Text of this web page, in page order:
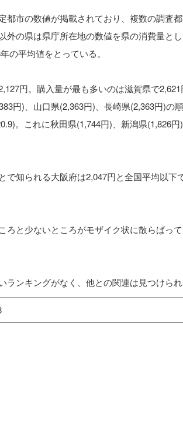
都市の数値が掲載されており、複数の調査
外の県は県庁所在地の数値を県の消費量と
の平均値をとっている。
円。購入量が最も多いのは滋賀県で
円)、山口県(2,363円)、長崎県(2,363円)の
。これに秋田県(1,744円)、新潟県(1,826
で知られる大阪府は2,047円と全国平均以下
ろと少ないところがモザイク状に散らばっ
ンキングがなく、他との関連は見つけられ